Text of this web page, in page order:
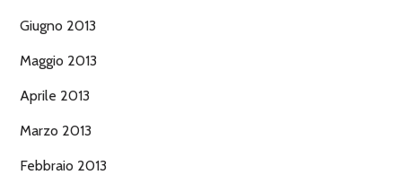
Giugno 2013
Maggio 2013
Aprile 2013
Marzo 2013
Febbraio 2013